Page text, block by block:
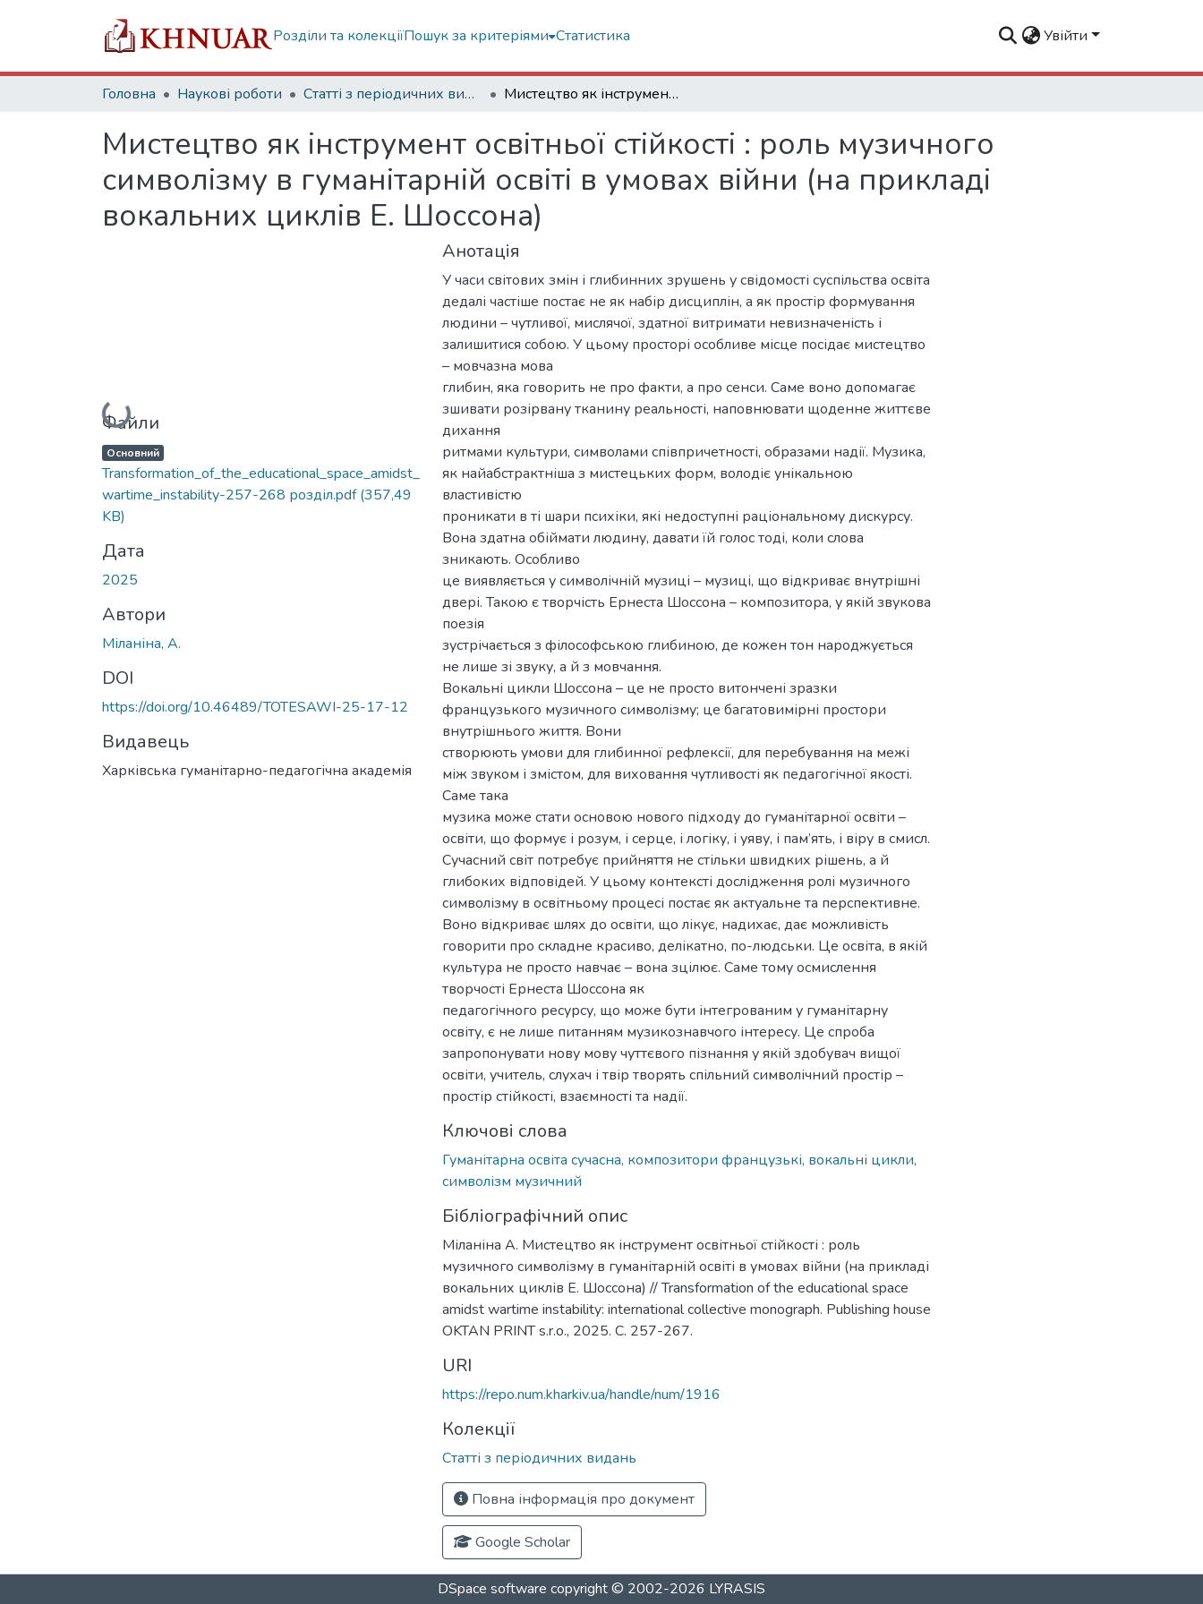
Розділи та колекціїПошук за критеріями Статистика Увійти
Головна Наукові роботи Статті з періодичних видань Мистецтво як інструмент освітньої стійкості : роль музичного символізму в гуманітарній освіті в умовах війни (на прикладі вокальних циклів Е. Шоссона)
Мистецтво як інструмент освітньої стійкості : роль музичного
символізму в гуманітарній освіті в умовах війни (на прикладі
вокальних циклів Е. Шоссона)
Вантажиться...
Файли
Основний
Transformation_of_the_educational_space_amidst_
wartime_instability-257-268 розділ.pdf(357,49
KB)
Дата
2025
Автори
Міланіна, А.
DOI
https://doi.org/10.46489/TOTESAWI-25-17-12
Видавець
Харківська гуманітарно-педагогічна академія
Анотація
У часи світових змін і глибинних зрушень у свідомості суспільства освіта
дедалі частіше постає не як набір дисциплін, а як простір формування
людини – чутливої, мислячої, здатної витримати невизначеність і
залишитися собою. У цьому просторі особливе місце посідає мистецтво
– мовчазна мова
глибин, яка говорить не про факти, а про сенси. Саме воно допомагає
зшивати розірвану тканину реальності, наповнювати щоденне життєве
дихання
ритмами культури, символами співпричетності, образами надії. Музика,
як найабстрактніша з мистецьких форм, володіє унікальною
властивістю
проникати в ті шари психіки, які недоступні раціональному дискурсу.
Вона здатна обіймати людину, давати їй голос тоді, коли слова
зникають. Особливо
це виявляється у символічній музиці – музиці, що відкриває внутрішні
двері. Такою є творчість Ернеста Шоссона – композитора, у якій звукова
поезія
зустрічається з філософською глибиною, де кожен тон народжується
не лише зі звуку, а й з мовчання.
Вокальні цикли Шоссона – це не просто витончені зразки
французького музичного символізму; це багатовимірні простори
внутрішнього життя. Вони
створюють умови для глибинної рефлексії, для перебування на межі
між звуком і змістом, для виховання чутливості як педагогічної якості.
Саме така
музика може стати основою нового підходу до гуманітарної освіти –
освіти, що формує і розум, і серце, і логіку, і уяву, і пам’ять, і віру в смисл.
Сучасний світ потребує прийняття не стільки швидких рішень, а й
глибоких відповідей. У цьому контексті дослідження ролі музичного
символізму в освітньому процесі постає як актуальне та перспективне.
Воно відкриває шлях до освіти, що лікує, надихає, дає можливість
говорити про складне красиво, делікатно, по-людськи. Це освіта, в якій
культура не просто навчає – вона зцілює. Саме тому осмислення
творчості Ернеста Шоссона як
педагогічного ресурсу, що може бути інтегрованим у гуманітарну
освіту, є не лише питанням музикознавчого інтересу. Це спроба
запропонувати нову мову чуттєвого пізнання у якій здобувач вищої
освіти, учитель, слухач і твір творять спільний символічний простір –
простір стійкості, взаємності та надії.
Ключові слова
Гуманітарна освіта сучасна, композитори французькі, вокальні цикли,
символізм музичний
Бібліографічний опис
Міланіна А. Мистецтво як інструмент освітньої стійкості : роль
музичного символізму в гуманітарній освіті в умовах війни (на прикладі
вокальних циклів Е. Шоссона) // Transformation of the educational space
amidst wartime instability: international collective monograph. Publishing house
OKTAN PRINT s.r.o., 2025. С. 257-267.
URI
https://repo.num.kharkiv.ua/handle/num/1916
Колекції
Статті з періодичних видань
Повна інформація про документ
Google Scholar
DSpace software copyright © 2002-2026 LYRASIS